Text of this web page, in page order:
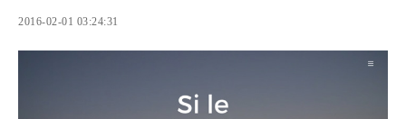
2016-02-01 03:24:31